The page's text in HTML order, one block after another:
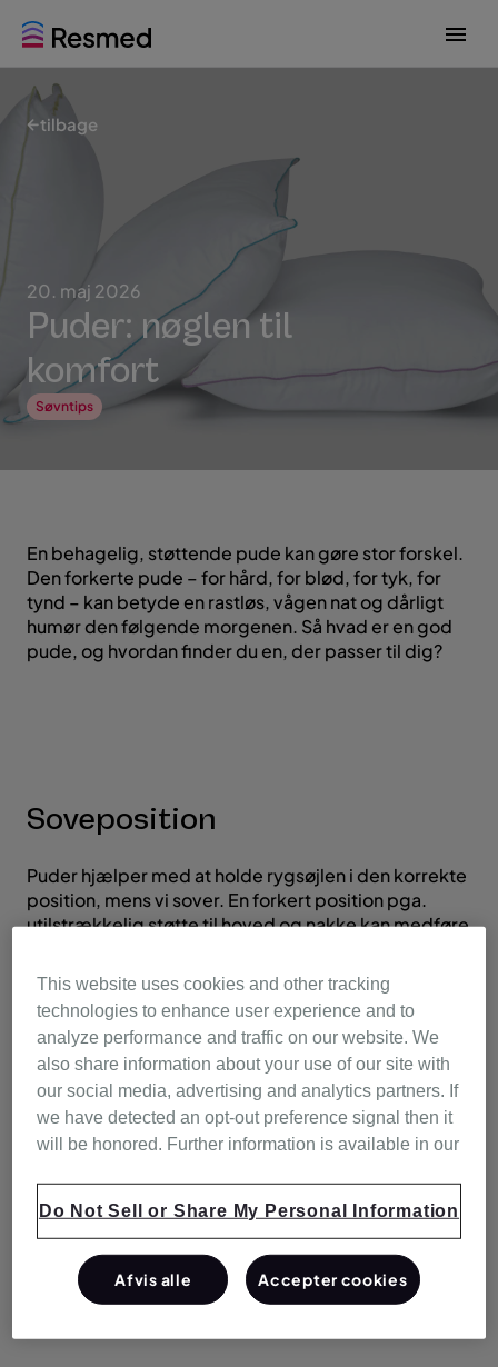
G
o
t
o
m
G
o
t
o
ctilbage
20. maj 2026
Puder: nøglen til
komfort
Søvntips
En behagelig, støttende pude kan gøre stor forskel.
Den forkerte pude – for hård, for blød, for tyk, for
tynd – kan betyde en rastløs, vågen nat og dårligt
humør den følgende morgenen. Så hvad er en god
pude, og hvordan finder du en, der passer til dig?
Soveposition
Puder hjælper med at holde rygsøjlen i den korrekte
position, mens vi sover. En forkert position pga.
utilstrækkelig støtte til hoved og nakke kan medføre
Din pude skal yde god støtte i din foretrukne
sovestilling. Sover du bedst på ryggen, maven eller
siden? I hvilken stilling kan du nemmest falde i søvn?
Hvordan ligger du normalt, når du vågner?
Hvis du sover på maven, skal du have en temmelig
flad, blød pude. Hvis du sover på ryggen, skal du
vælge en mellempude – den skal ikke være så høj,
der støtter nakken.
This website uses cookies and other tracking
technologies to enhance user experience and to
analyze performance and traffic on our website. We
also share information about your use of our site with
our social media, advertising and analytics partners. If
we have detected an opt-out preference signal then it
will be honored. Further information is available in our
Do Not Sell or Share My Personal Information
Afvis alle Accepter cookies